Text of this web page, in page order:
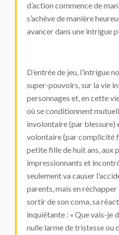
d’action commence de
s’achève de manière
avancer dans une intrigue
D’entrée de jeu, l’intrigue
super-pouvoirs, sur la vie
personnages et, en cette
où se conditionnent
involontaire (par blessure)
volontaire (par complicité
petite fille de huit ans, aux
impressionnants et
seulement va causer
parents, mais en réchapper
sortir de son coma, sa
inquiétante : « Que vais-je
nulle larme de tristesse ou